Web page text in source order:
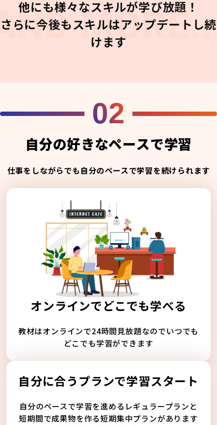
他にも様々なスキルが学び放題！
さらに今後もスキルはアップデートし続
けます
02
自分の好きなペースで学習
仕事をしながらでも自分のペースで学習を続けられます
オンラインでどこでも学べる
教材はオンラインで24時間見放題なのでいつでも
どこでも学習ができます
自分に合うプランで学習スタート
自分のペースで学習を進めるレギュラープランと
短期間で成果物を作る短期集中プランがあります